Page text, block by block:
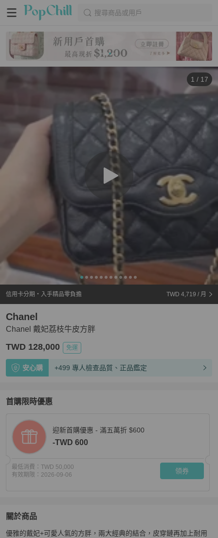
搜尋商品或用戶
1 / 17
信用卡分期・入手精品零負擔 TWD 4,719 / 月
Chanel 戴妃荔枝牛皮方胖
Chanel
TWD 128,000 免運
安心購 +499 專人檢查品質、正品鑑定
首購限時優惠
迎新首購優惠 - 滿五萬折 $600
-TWD 600
最低消費： TWD 50,000
有效期限： 2026-09-06 領券
關於商品
關於Chanel 戴妃荔枝牛皮方胖商品詳情與購買須知
優雅的戴妃+可愛人氣的方胖，兩大經典的結合，皮穿鏈再加上耐用